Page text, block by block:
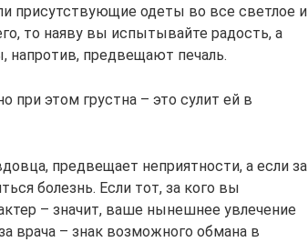
присутствующие одеты во все светлое и
то наяву вы испытывайте радость, а
предвещают печаль.
при этом грустна – это сулит ей в
предвещает неприятности, а если за
болезнь. Если тот, за кого вы
– значит, ваше нынешнее увлечение
врача – знак возможного обмана в